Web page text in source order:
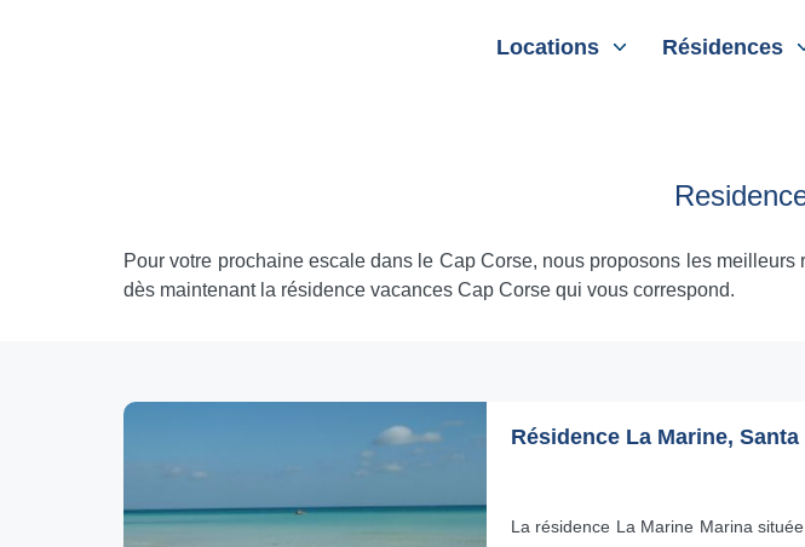
Locations Résidences
Pour votre prochaine escale dans le Cap Corse, nous proposons les
dès maintenant la résidence vacances Cap Corse qui vous correspond.
Résidence La Marine, Santa
La résidence La Marine Marina